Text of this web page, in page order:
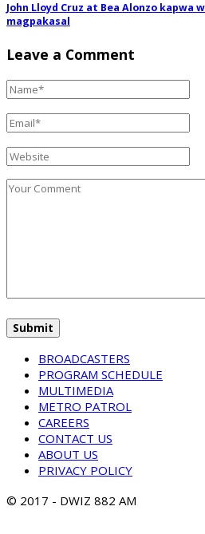
John Lloyd Cruz at Bea Alonzo kapwa
magpakasal
Leave a Comment
BROADCASTERS
PROGRAM SCHEDULE
MULTIMEDIA
METRO PATROL
CAREERS
CONTACT US
ABOUT US
PRIVACY POLICY
© 2017 - DWIZ 882 AM